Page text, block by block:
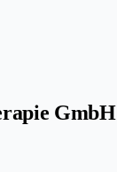
GmbH